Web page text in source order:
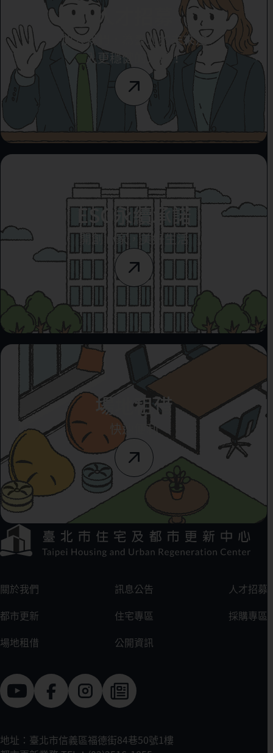
人才招募
加入我們，為臺北的未來注
入更穩健的力量！
ESG永續承諾
開創心家，美好生活
場地租借
快速便利
方選單連結區
:::
關於我們 訊息公告
人才招募
都市更新
住宅專區
採購專區
場地租借
公開資訊
地址：臺北市信義區福德街84巷50號1樓